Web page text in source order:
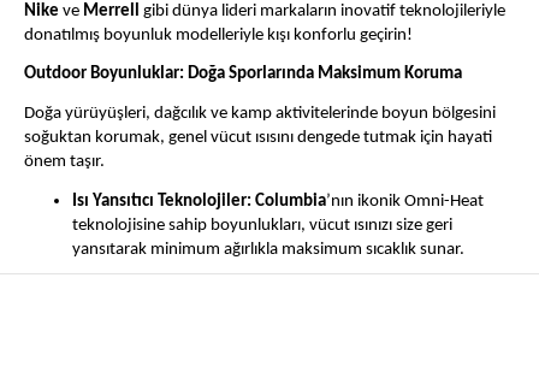
Nike ve Merrell
gibi dünya lideri markaların inovatif teknolojileriyle
donatılmış boyunluk modelleriyle kışı konforlu geçirin!
Outdoor Boyunluklar: Doğa Sporlarında Maksimum Koruma
Doğa yürüyüşleri, dağcılık ve kamp aktivitelerinde boyun bölgesini
soğuktan korumak, genel vücut ısısını dengede tutmak için hayati
önem taşır.
Isı Yansıtıcı Teknolojiler: Columbia’nın ikonik Omni-Heat
teknolojisine sahip boyunlukları, vücut ısınızı size geri
yansıtarak minimum ağırlıkla maksimum sıcaklık sunar.